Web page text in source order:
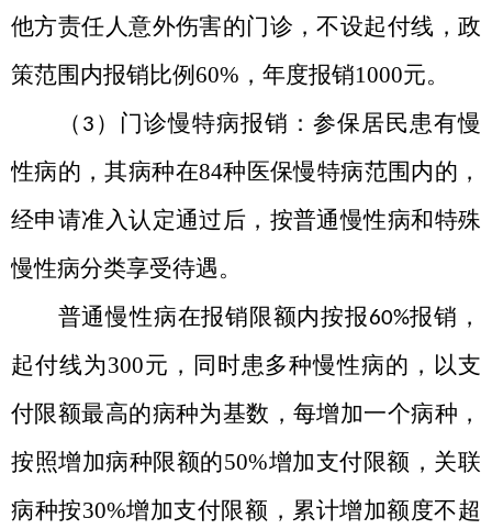
他方责任人意外伤害的门诊，不设起付线，政
策范围内报销比例 60% ，年度报销1000元。
（ 3 ）门诊慢特病报销：参保居民患有慢
性病的，其病种在84种医保慢特病范围内的，
经申请准入认定通过后，按普通慢性病和特殊
慢性病分类享受待遇。
普通慢性病在报销限额内按报60%报销，
起付线为300元，同时患多种慢性病的，以支
付限额最高的病种为基数，每增加一个病种，
按照增加病种限额的50%增加支付限额，关联
病种按30%增加支付限额，累计增加额度不超